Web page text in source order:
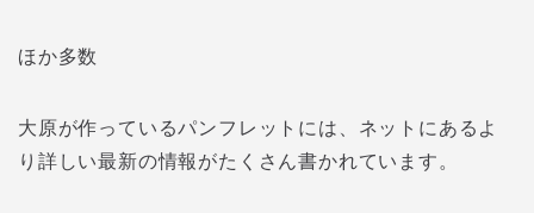
ほか多数
大原が作っているパンフレットには、ネットにあるよ
り詳しい最新の情報がたくさん書かれています。